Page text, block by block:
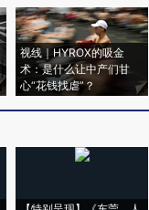
视线｜HYROX的吸金
术：是什么让中产们甘
心“花钱找虐”？